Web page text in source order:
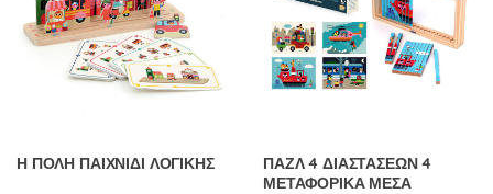
Η ΠΟΛΗ ΠΑΙΧΝΙΔΙ ΛΟΓΙΚΗΣ
ΠΑΖΛ 4 ΔΙΑΣΤΑΣΕΩΝ 4
ΜΕΤΑΦΟΡΙΚΑ ΜΕΣΑ